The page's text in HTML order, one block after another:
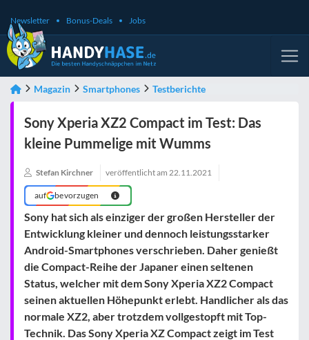
Newsletter Bonus-Deals Jobs
Magazin Smartphones Testberichte
Sony Xperia XZ2 Compact im Test: Das
kleine Pummelige mit Wumms
Stefan Kirchner veröffentlicht am 22.11.2021
auf bevorzugen
Sony hat sich als einziger der großen Hersteller der
Entwicklung kleiner und dennoch leistungsstarker
Android-Smartphones verschrieben. Daher genießt
die Compact-Reihe der Japaner einen seltenen
Status, welcher mit dem Sony Xperia XZ2 Compact
seinen aktuellen Höhepunkt erlebt. Handlicher als das
normale XZ2, aber trotzdem vollgestopft mit Top-
Technik. Das Sony Xperia XZ Compact zeigt im Test